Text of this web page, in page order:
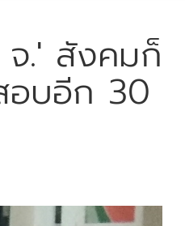
จ.' สังคมก็
อบอีก 30